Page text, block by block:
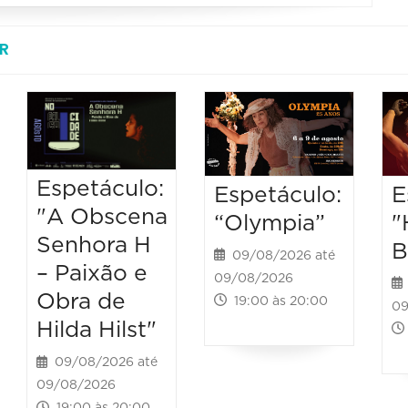
Espetáculo:
"A Obscena
Senhora H
– Paixão e
Obra de
Hilda Hilst"
09/08/2026 até
09/08/2026
Espetáculo:
“Olympia”
09/08/2026 até
09/08/2026
19:00 às 20:00